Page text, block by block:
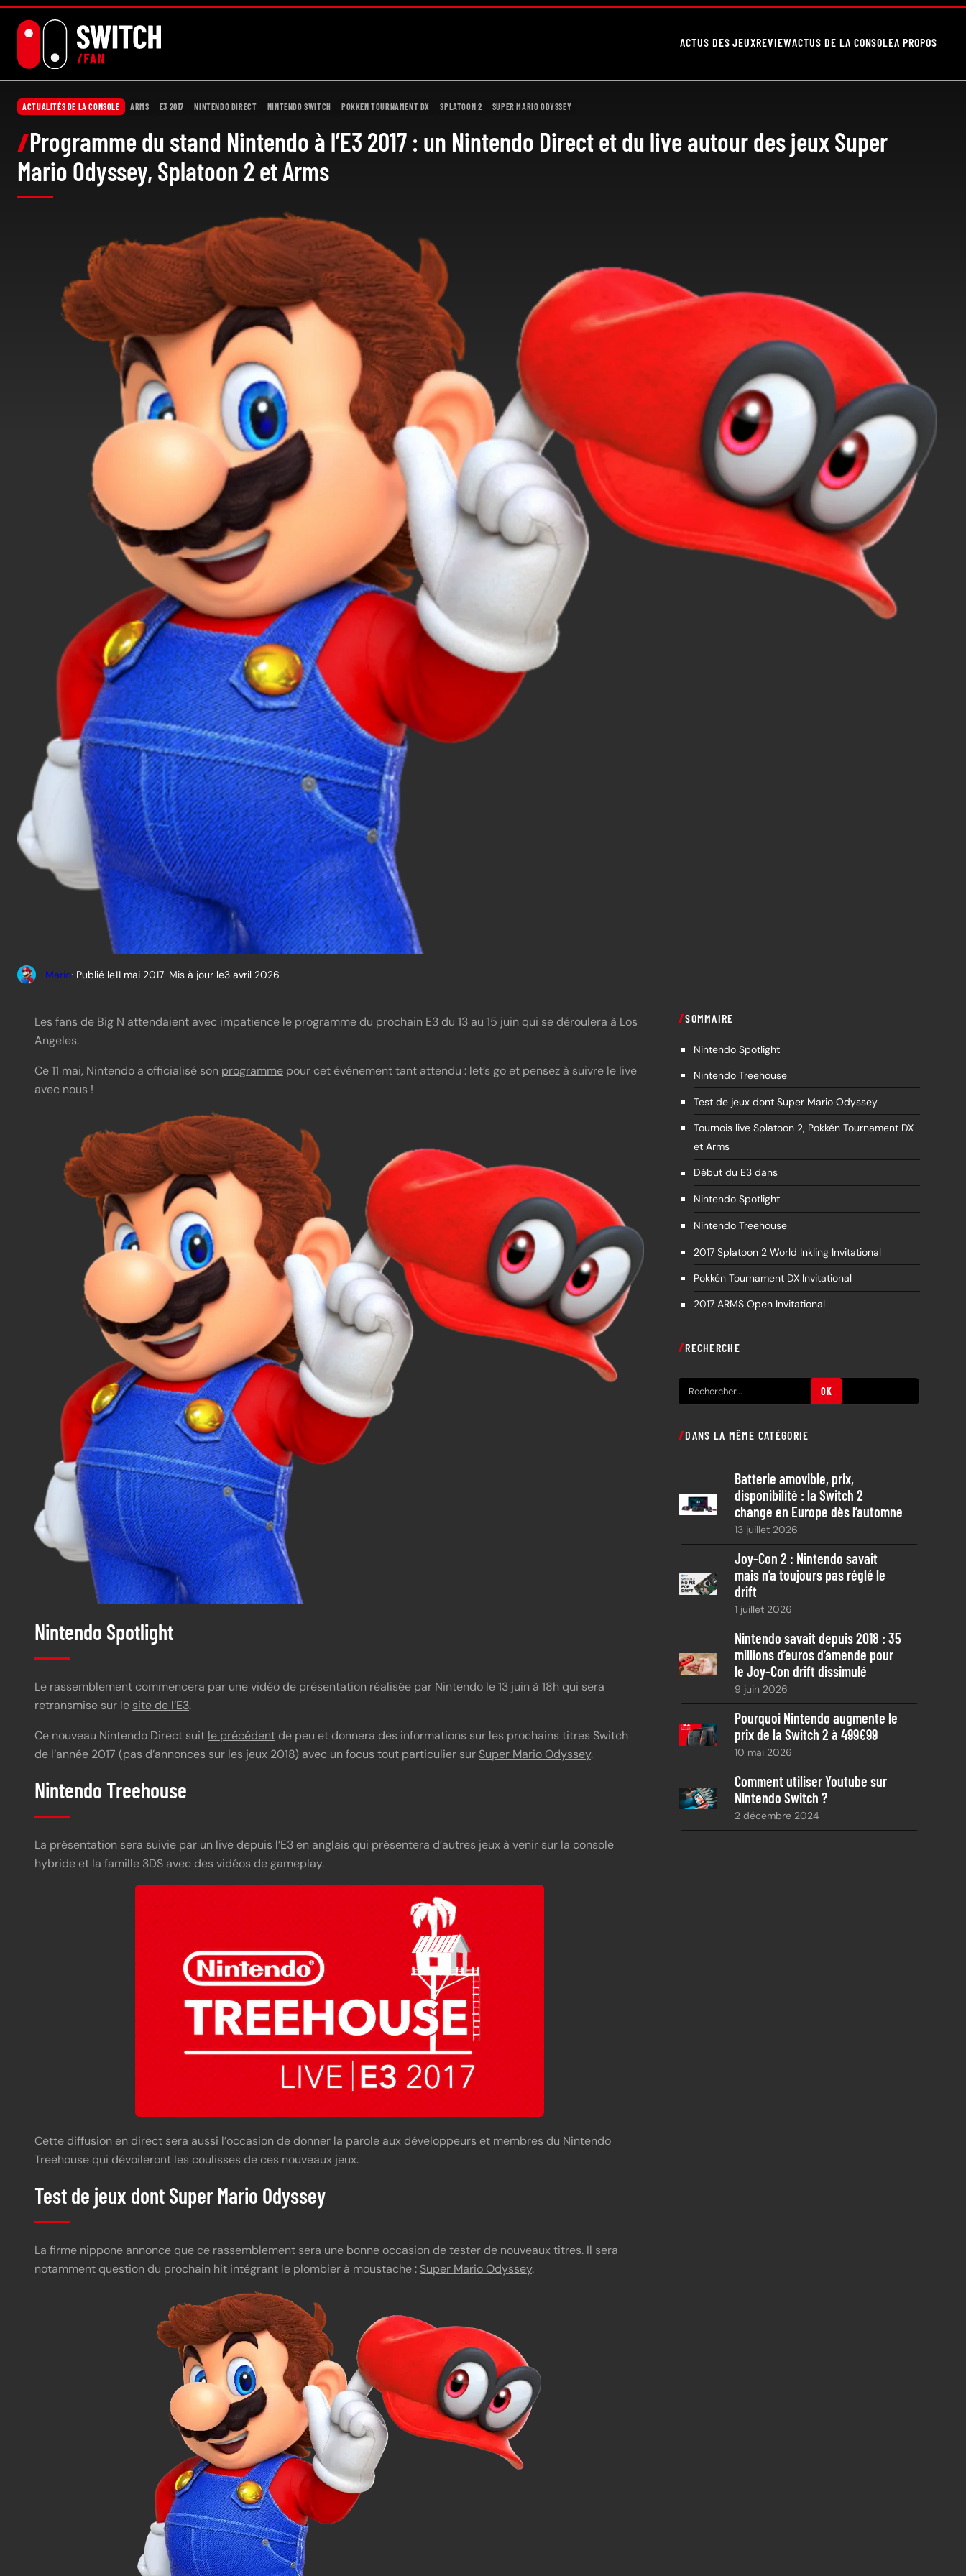
Aller
ACTUS DES JEUXREVIEWACTUS DE LA CONSOLEA PROPOS
ACTUALITÉS DE LA CONSOLE
Programme du stand Nintendo à l’E3 2017 : un Nintendo Direct et du live autour des jeux Super
Mario Odyssey, Splatoon 2 et Arms
Mario · Publié le 11 mai 2017· Mis à jour le 3 avril 2026
Les fans de Big N attendaient avec impatience le programme du prochain E3 du 13 au 15 juin qui se déroulera à Los
Angeles.
Ce 11 mai, Nintendo a officialisé son programme pour cet événement tant attendu : let’s go et pensez à suivre le live
avec nous !
Nintendo Spotlight
Le rassemblement commencera par une vidéo de présentation réalisée par Nintendo le 13 juin à 18h qui sera
retransmise sur le site de l’E3
Ce nouveau Nintendo Direct suit le précédent de peu et donnera des informations sur les prochains titres Switch
de l’année 2017 (pas d’annonces sur les jeux 2018) avec un focus tout particulier sur Super Mario Odyssey.
Nintendo Treehouse
La présentation sera suivie par un live depuis l’E3 en anglais qui présentera d’autres jeux à venir sur la console
hybride et la famille 3DS avec des vidéos de gameplay.
Cette diffusion en direct sera aussi l’occasion de donner la parole aux développeurs et membres du Nintendo
Treehouse qui dévoileront les coulisses de ces nouveaux jeux.
Test de jeux dont Super Mario Odyssey
La firme nippone annonce que ce rassemblement sera une bonne occasion de tester de nouveaux titres. Il sera
notamment question du prochain hit intégrant le plombier à moustache : Super Mario Odyssey
SOMMAIRE
Nintendo Spotlight
Nintendo Treehouse
Test de jeux dont Super Mario Odyssey
Tournois live Splatoon 2, Pokkén Tournament DX
et Arms
Début du E3 dans
Nintendo Spotlight
Nintendo Treehouse
2017 Splatoon 2 World Inkling Invitational
Pokkén Tournament DX Invitational
2017 ARMS Open Invitational
RECHERCHE
R
h
c
h
OK
DANS LA MÊME CATÉGORIE
Batterie amovible, prix,
disponibilité : la Switch 2
change en Europe dès l’automne
13 juillet 2026
Joy-Con 2 : Nintendo savait
mais n’a toujours pas réglé le
drift
1 juillet 2026
Nintendo savait depuis 2018 : 35
millions d’euros d’amende pour
le Joy-Con drift dissimulé
9 juin 2026
Pourquoi Nintendo augmente le
prix de la Switch 2 à 499€99
10 mai 2026
Comment utiliser Youtube sur
Nintendo Switch ?
2 décembre 2024